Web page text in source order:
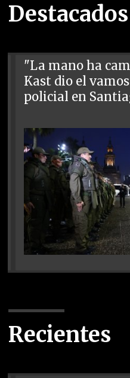
Destacados
"La mano ha
Kast dio el
policial en
Recientes